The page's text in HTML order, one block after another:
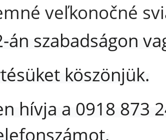
veľkonočné
án szabadságon
köszönjük.
hívja a 0918 873